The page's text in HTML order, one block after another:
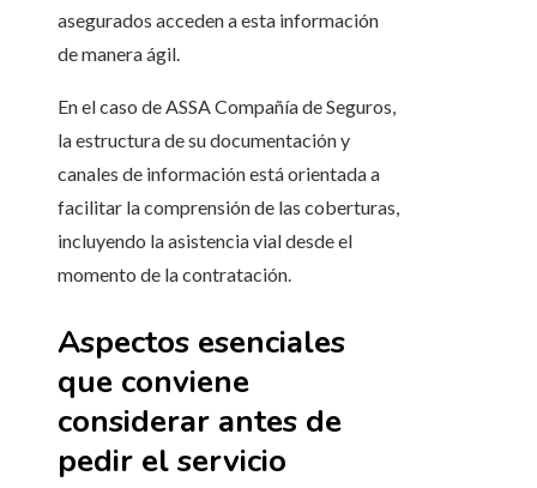
asegurados acceden a esta información
de manera ágil.
En el caso de ASSA Compañía de Seguros,
la estructura de su documentación y
canales de información está orientada a
facilitar la comprensión de las coberturas,
incluyendo la asistencia vial desde el
momento de la contratación.
Aspectos esenciales
que conviene
considerar antes de
pedir el servicio